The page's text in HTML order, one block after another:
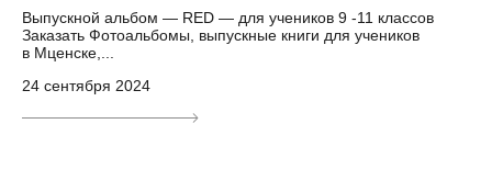
Выпускной альбом — RED — для учеников 9 -11 классов
Заказать Фотоальбомы, выпускные книги для учеников
в Мценске,...
24 сентября 2024